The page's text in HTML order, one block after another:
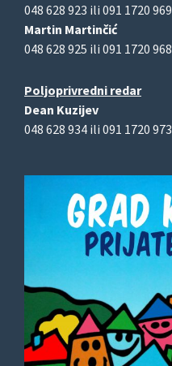
048 628 923 ili 091 1720 969
Martin Martinčić
048 628 925 ili 091 1720 968
Poljoprivredni redar
Dean Kuzijev
048 628 934 ili 091 1720 973